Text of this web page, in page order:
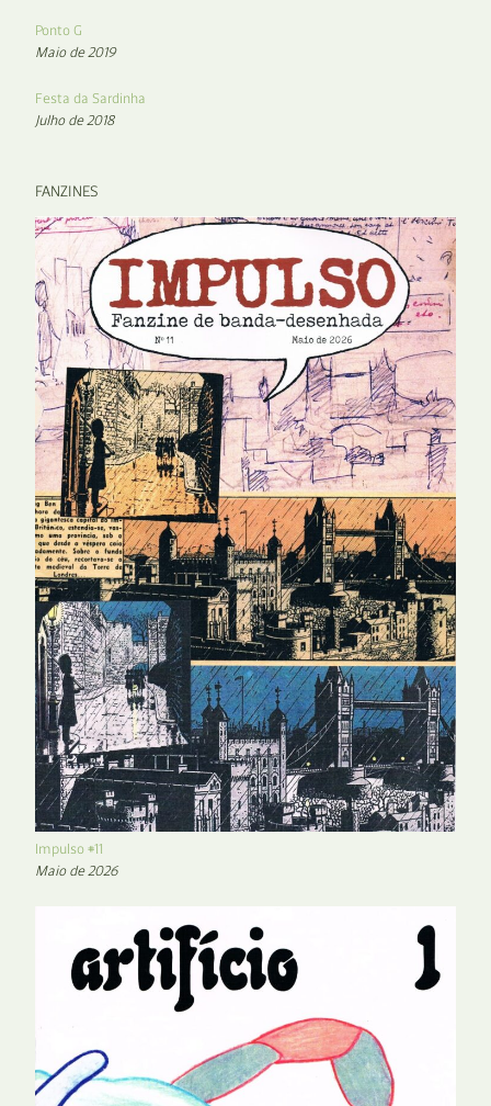
Ponto G
Maio de 2019
Festa da Sardinha
Julho de 2018
FANZINES
Impulso #11
Maio de 2026